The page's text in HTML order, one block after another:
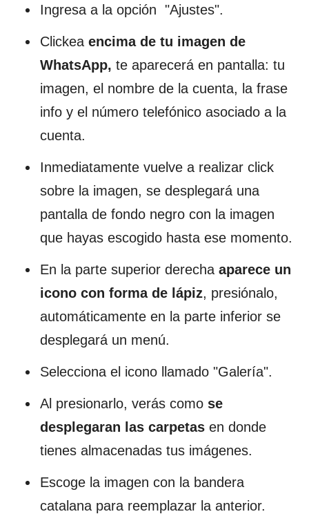
Ingresa a la opción "Ajustes".
Clickea encima de tu imagen de
WhatsApp, te aparecerá en pantalla: tu
imagen, el nombre de la cuenta, la frase
info y el número telefónico asociado a la
cuenta.
Inmediatamente vuelve a realizar click
sobre la imagen, se desplegará una
pantalla de fondo negro con la imagen
que hayas escogido hasta ese momento.
En la parte superior derecha aparece un
icono con forma de lápiz, presiónalo,
automáticamente en la parte inferior se
desplegará un menú.
Selecciona el icono llamado "Galería".
Al presionarlo, verás como se
desplegaran las carpetas en donde
tienes almacenadas tus imágenes.
Escoge la imagen con la bandera
catalana para reemplazar la anterior.